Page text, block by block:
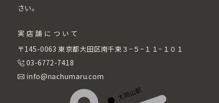
さい。
実店舗について
〒145-0063 東京都大田区南千束３−５−１１−１０１
03-6772-7418
info@nachumaru.com